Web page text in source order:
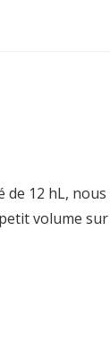
12 hL,
volume